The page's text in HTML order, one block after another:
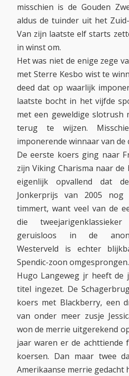
misschien is de Gouden
aldus de tuinder uit het
Van zijn laatste elf starts
in winst om.
Het was niet de enige zege
met Sterre Kesbo wist te
deed dat op waarlijk
laatste bocht in het vijfde
met een geweldige slotrush
terug te wijzen.
imponerende winnaar van de
De eerste koers ging naar
zijn Viking Charisma naar de
eigenlijk opvallend dat
Jonkerprijs van 2005
timmert, want veel van de
die
geruisloos in de
Westerveld is echter
Spendic-zoon omgesprongen.
Hugo Langeweg jr heeft de
titel ingezet. De
koers met Blackberry, een
van onder meer zusje
won de merrie uitgerekend
jaar waren er de achttiende
koersen. Dan maar twee
Amerikaanse merrie gedacht